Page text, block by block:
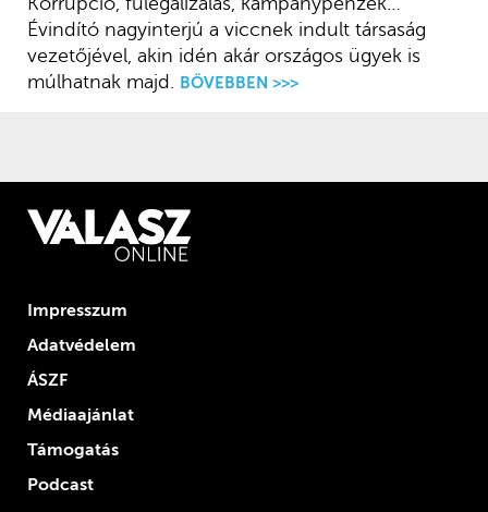
Évindító nagyinterjú a viccnek indult társaság
vezetőjével, akin idén akár országos ügyek is
múlhatnak majd. BŐVEBBEN >>>
Impresszum
Adatvédelem
ÁSZF
Médiaajánlat
Támogatás
Podcast